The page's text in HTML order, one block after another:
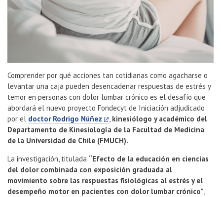
Comprender por qué acciones tan cotidianas como agacharse o
levantar una caja pueden desencadenar respuestas de estrés y
temor en personas con dolor lumbar crónico es el desafío que
abordará el nuevo proyecto Fondecyt de Iniciación adjudicado
por el doctor Rodrigo Núñez , kinesiólogo y académico del
Departamento de Kinesiología de la Facultad de Medicina
de la Universidad de Chile (FMUCH).
La investigación, titulada “Efecto de la educación en ciencias
del dolor combinada con exposición graduada al
movimiento sobre las respuestas fisiológicas al estrés y el
desempeño motor en pacientes con dolor lumbar crónico”,